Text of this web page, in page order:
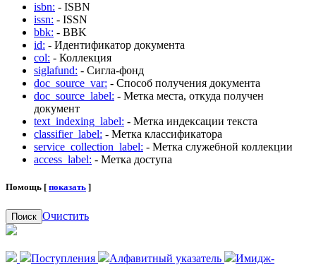
isbn: - ISBN
issn: - ISSN
bbk: - BBK
id: - Идентификатор документа
col: - Коллекция
siglafund: - Сигла-фонд
doc_source_var: - Способ получения документа
doc_source_label: - Метка места, откуда получен
документ
text_indexing_label: - Метка индексации текста
classifier_label: - Метка классификатора
service_collection_label: - Метка служебной коллекции
access_label: - Метка доступа
Помощь [ показать ]
Поиск Очистить
Поступления Алфавитный указатель
Имидж-